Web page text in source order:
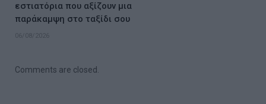
εστιατόρια που αξίζουν μια
παράκαμψη στο ταξίδι σου
06/08/2026
Comments are closed.